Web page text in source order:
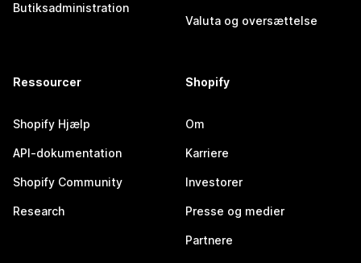
Butiksadministration
Valuta og oversættelse
Ressourcer
Shopify Hjælp
API-dokumentation
Shopify Community
Research
Shopify
Om
Karriere
Investorer
Presse og medier
Partnere